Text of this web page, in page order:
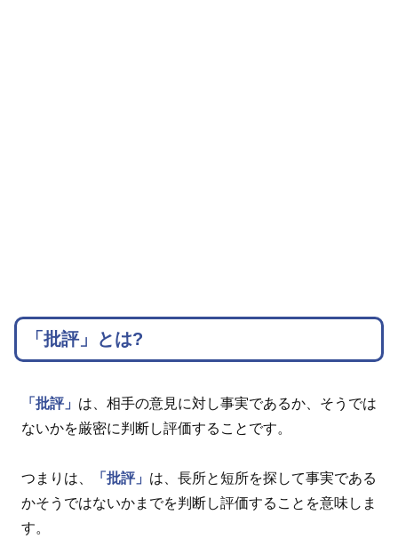
「批評」とは?
「批評」 は、相手の意見に対し事実であるか、そうでは
ないかを厳密に判断し評価することです。
つまりは、 「批評」 は、長所と短所を探して事実である
かそうではないかまでを判断し評価することを意味しま
す。